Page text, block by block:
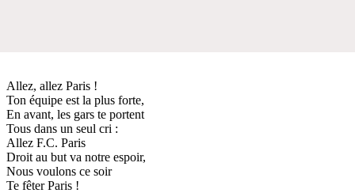
Allez, allez Paris !
Ton équipe est la plus forte,
En avant, les gars te portent
Tous dans un seul cri :
Allez F.C. Paris
Droit au but va notre espoir,
Nous voulons ce soir
Te fêter Paris !